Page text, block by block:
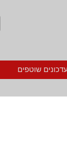
שוטפים